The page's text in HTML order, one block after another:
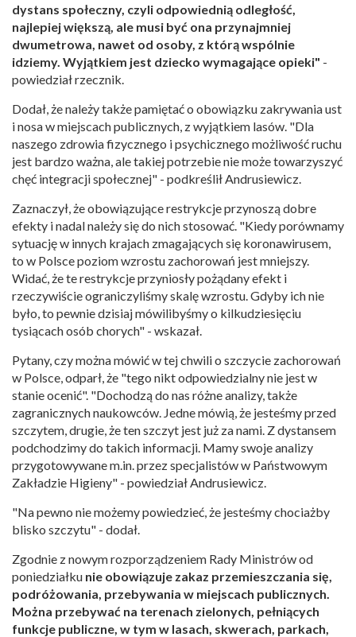
dystans społeczny, czyli odpowiednią odległość,
najlepiej większą, ale musi być ona przynajmniej
dwumetrowa, nawet od osoby, z którą wspólnie
idziemy. Wyjątkiem jest dziecko wymagające opieki" -
powiedział rzecznik.
Dodał, że należy także pamiętać o obowiązku zakrywania ust
i nosa w miejscach publicznych, z wyjątkiem lasów. "Dla
naszego zdrowia fizycznego i psychicznego możliwość ruchu
jest bardzo ważna, ale takiej potrzebie nie może towarzyszyć
chęć integracji społecznej" - podkreślił Andrusiewicz.
Zaznaczył, że obowiązujące restrykcje przynoszą dobre
efekty i nadal należy się do nich stosować. "Kiedy porównamy
sytuację w innych krajach zmagających się koronawirusem,
to w Polsce poziom wzrostu zachorowań jest mniejszy.
Widać, że te restrykcje przyniosły pożądany efekt i
rzeczywiście ograniczyliśmy skalę wzrostu. Gdyby ich nie
było, to pewnie dzisiaj mówilibyśmy o kilkudziesięciu
tysiącach osób chorych" - wskazał.
Pytany, czy można mówić w tej chwili o szczycie zachorowań
w Polsce, odparł, że "tego nikt odpowiedzialny nie jest w
stanie ocenić". "Dochodzą do nas różne analizy, także
zagranicznych naukowców. Jedne mówią, że jesteśmy przed
szczytem, drugie, że ten szczyt jest już za nami. Z dystansem
podchodzimy do takich informacji. Mamy swoje analizy
przygotowywane m.in. przez specjalistów w Państwowym
Zakładzie Higieny" - powiedział Andrusiewicz.
"Na pewno nie możemy powiedzieć, że jesteśmy chociażby
blisko szczytu" - dodał.
Zgodnie z nowym rozporządzeniem Rady Ministrów od
poniedziałku nie obowiązuje zakaz przemieszczania się,
podróżowania, przebywania w miejscach publicznych.
Można przebywać na terenach zielonych, pełniących
funkcje publiczne, w tym w lasach, skwerach, parkach,